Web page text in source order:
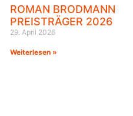
ROMAN BRODMANN
PREISTRÄGER 2026
29. April 2026
Weiterlesen »